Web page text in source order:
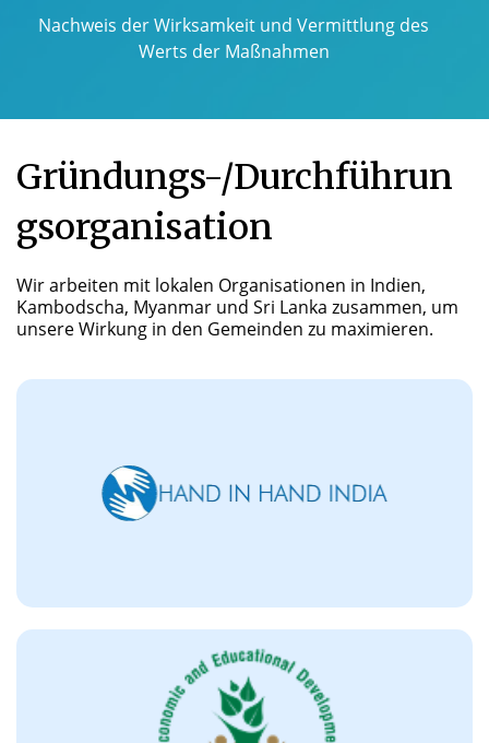
Nachweis der Wirksamkeit und Vermittlung des
Werts der Maßnahmen
Gründungs-/Durchführun
gsorganisation
Wir arbeiten mit lokalen Organisationen in Indien,
Kambodscha, Myanmar und Sri Lanka zusammen, um
unsere Wirkung in den Gemeinden zu maximieren.